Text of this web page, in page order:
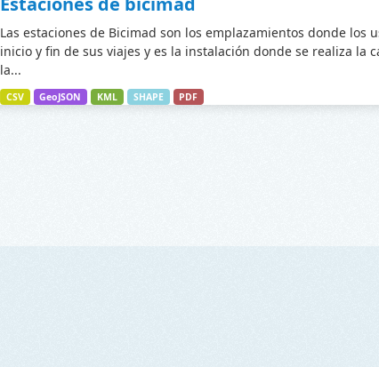
Las estaciones de Bicimad son los emplazamientos donde los
inicio y fin de sus viajes y es la instalación donde se realiza la
la...
CSV GeoJSON KML SHAPE PDF